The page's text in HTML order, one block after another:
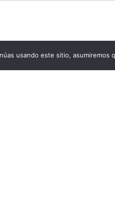
usando este sitio, asumiremos